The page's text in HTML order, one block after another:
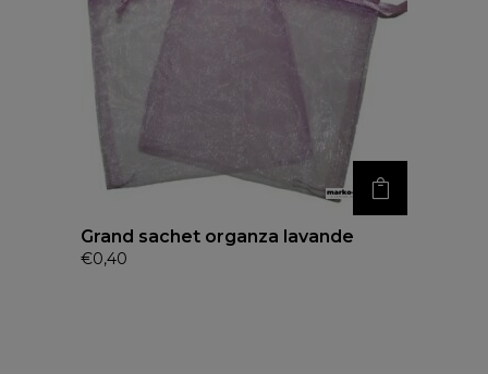
Grand sachet organza lavande
€0,40